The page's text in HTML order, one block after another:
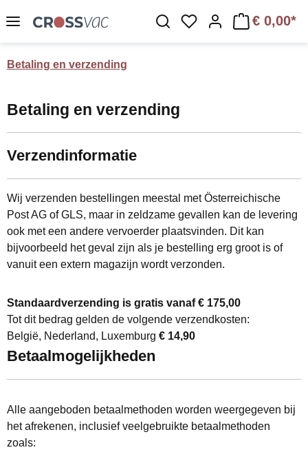
Ga naar de hoofdinhoud Je hebt 0 items op je
€ 0,00*
Betaling en verzending
Betaling en verzending
Verzendinformatie
Wij verzenden bestellingen meestal met Österreichische
Post AG of GLS, maar in zeldzame gevallen kan de levering
ook met een andere vervoerder plaatsvinden. Dit kan
bijvoorbeeld het geval zijn als je bestelling erg groot is of
vanuit een extern magazijn wordt verzonden.
Standaardverzending is gratis vanaf € 175,00
Tot dit bedrag gelden de volgende verzendkosten:
België, Nederland, Luxemburg € 14,90
Betaalmogelijkheden
Alle aangeboden betaalmethoden worden weergegeven bij
het afrekenen, inclusief veelgebruikte betaalmethoden
zoals: